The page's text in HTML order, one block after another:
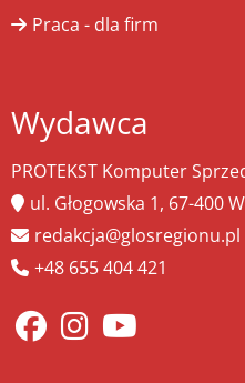
Praca - dla firm
Wydawca
PROTEKST Komputer
ul. Głogowska 1, 67-400
redakcja@glosregionu.pl
+48 655 404 421